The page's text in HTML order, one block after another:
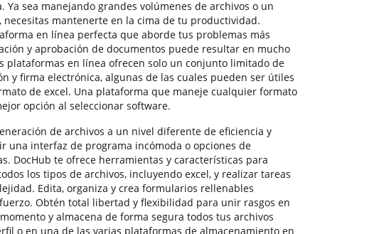
Ya sea manejando grandes volúmenes de archivos o un
mantenerte en la cima de tu productividad.
en línea perfecta que aborde tus problemas más
y aprobación de documentos puede resultar en mucho
plataformas en línea ofrecen solo un conjunto limitado de
y firma electrónica, algunas de las cuales pueden ser útiles
de excel. Una plataforma que maneje cualquier formato
opción al seleccionar software.
de archivos a un nivel diferente de eficiencia y
una interfaz de programa incómoda o opciones de
DocHub te ofrece herramientas y características para
los tipos de archivos, incluyendo excel, y realizar tareas
Edita, organiza y crea formularios rellenables
Obtén total libertad y flexibilidad para unir rasgos en
y almacena de forma segura todos tus archivos
o en una de las varias plataformas de almacenamiento en